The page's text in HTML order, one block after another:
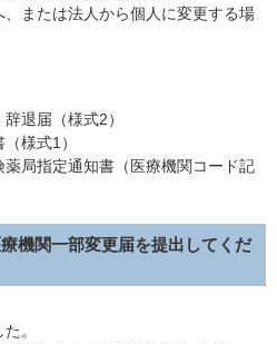
、または法人から個人に変更する場
退届（様式2）
様式1）
局指定通知書（医療機関コード記
機関一部変更届を提出してくだ
。